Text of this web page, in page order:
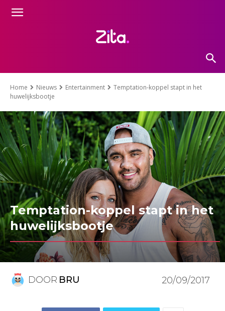
Home Nieuws Entertainment
Temptation-koppel stapt in het
huwelijksbootje
Temptation-koppel stapt in het
huwelijksbootje
DOOR BRU 20/09/2017